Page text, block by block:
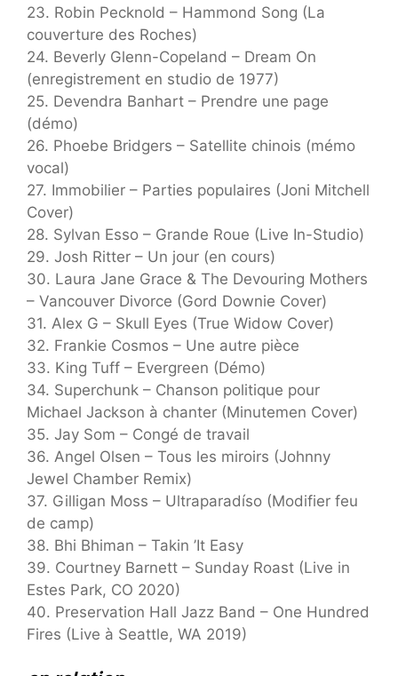
23. Robin Pecknold – Hammond Song (La
couverture des Roches)
24. Beverly Glenn-Copeland – Dream On
(enregistrement en studio de 1977)
25. Devendra Banhart – Prendre une page
(démo)
26. Phoebe Bridgers – Satellite chinois (mémo
vocal)
27. Immobilier – Parties populaires (Joni Mitchell
Cover)
28. Sylvan Esso – Grande Roue (Live In-Studio)
29. Josh Ritter – Un jour (en cours)
30. Laura Jane Grace & The Devouring Mothers
– Vancouver Divorce (Gord Downie Cover)
31. Alex G – Skull Eyes (True Widow Cover)
32. Frankie Cosmos – Une autre pièce
33. King Tuff – Evergreen (Démo)
34. Superchunk – Chanson politique pour
Michael Jackson à chanter (Minutemen Cover)
35. Jay Som – Congé de travail
36. Angel Olsen – Tous les miroirs (Johnny
Jewel Chamber Remix)
37. Gilligan Moss – Ultraparadíso (Modifier feu
de camp)
38. Bhi Bhiman – Takin ’It Easy
39. Courtney Barnett – Sunday Roast (Live in
Estes Park, CO 2020)
40. Preservation Hall Jazz Band – One Hundred
Fires (Live à Seattle, WA 2019)